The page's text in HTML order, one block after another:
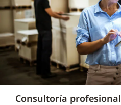
Consultoría profesional